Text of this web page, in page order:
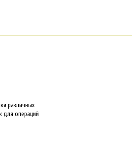
различных
для операций